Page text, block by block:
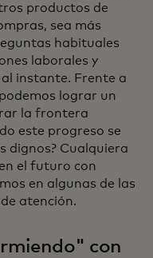
productos de
sea más
habituales
laborales y
instante. Frente a
lograr un
la frontera
este progreso se
dignos? Cualquiera
el futuro con
en algunas de las
atención.
con